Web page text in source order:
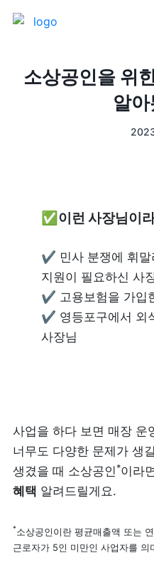
고객관리
음식점
카페・베이커리
식당
술집・바
소상공인을 위
알
✅ 이런 사장님이
✔ 민사 분쟁에 휘말
지원이 필요하신 사
✔ 고용보험을 가입
✔ 영등포구에서 외
사장님
사업을 하다 보면 매장 운
너무도 다양한 문제가 생
생겼을 때 소상공인 *이라
혜택 알려드릴게요.
*소상공인이란 평균매출액 또는
근로자가 5인 미만인 사업자를 의